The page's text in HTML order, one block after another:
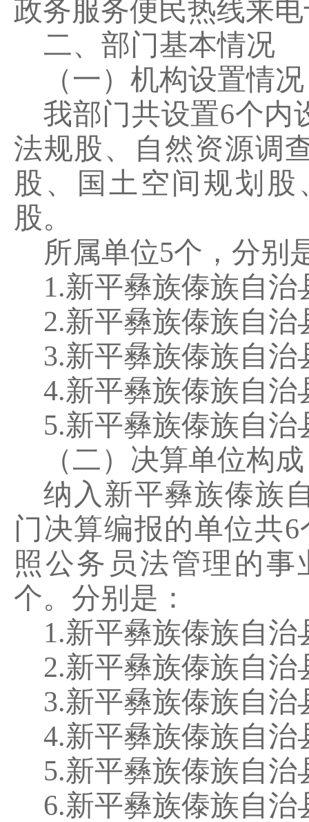
政务服务便民热线来
二、部门基本情况
（一） 机构设置情况
我部门共设置6个内
法规股、自然资源调
股、国土空间规划
股。
所属单位5个，分别
1.新平彝族傣族自治
2.新平彝族傣族自治
3.新平彝族傣族自治
4.新平彝族傣族自治
5.新平彝族傣族自治
（二）决算单位构成
纳入新平彝族傣族
门决算编报的单位共6
照公务员法管理的事
个。分别是：
1.新平彝族傣族自治
2.新平彝族傣族自治
3.新平彝族傣族自治
4.新平彝族傣族自治
5.新平彝族傣族自治
6.新平彝族傣族自治